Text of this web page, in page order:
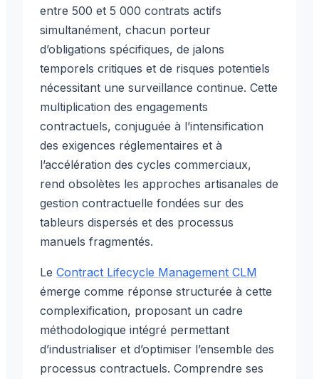
entre 500 et 5 000 contrats actifs
simultanément, chacun porteur
d’obligations spécifiques, de jalons
temporels critiques et de risques potentiels
nécessitant une surveillance continue. Cette
multiplication des engagements
contractuels, conjuguée à l’intensification
des exigences réglementaires et à
l’accélération des cycles commerciaux,
rend obsolètes les approches artisanales de
gestion contractuelle fondées sur des
tableurs dispersés et des processus
manuels fragmentés.
Le Contract Lifecycle Management CLM
émerge comme réponse structurée à cette
complexification, proposant un cadre
méthodologique intégré permettant
d’industrialiser et d’optimiser l’ensemble des
processus contractuels. Comprendre ses